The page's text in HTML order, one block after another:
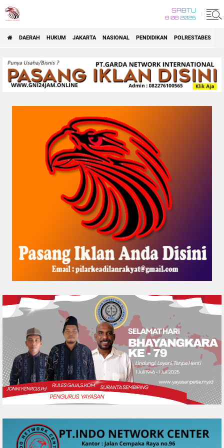
SABTU
8 08 2026
DAERAH HUKUM JAKARTA NASIONAL PENDIDIKAN POLRESTABES